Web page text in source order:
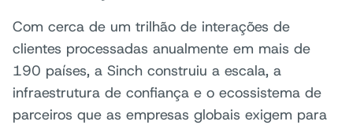
Com cerca de um trilhão de interações de
clientes processadas anualmente em mais de
190 países, a Sinch construiu a escala, a
infraestrutura de confiança e o ecossistema de
parceiros que as empresas globais exigem para